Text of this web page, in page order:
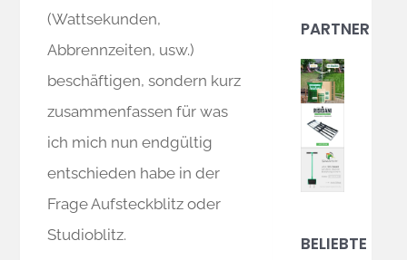
(Wattsekunden,
Abbrennzeiten, usw.)
beschäftigen, sondern kurz
zusammenfassen für was
ich mich nun endgültig
entschieden habe in der
Frage Aufsteckblitz oder
Studioblitz.
PARTNER
BELIEBTE